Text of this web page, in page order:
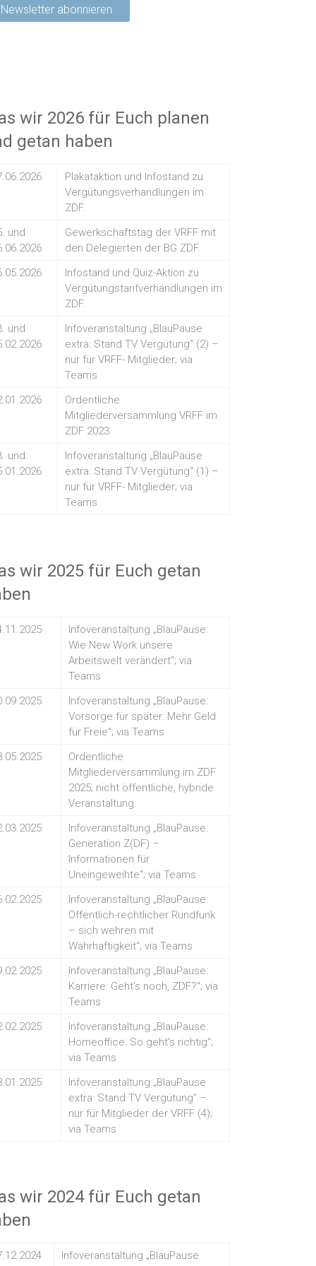
wir 2026 für Euch planen
getan haben
Plakataktion und Infostand zu
Vergütungsverhandlungen im
ZDF.
und
Gewerkschaftstag der VRFF mit
den Delegierten der BG ZDF.
Infostand und Quiz-Aktion zu
Vergütungstarifverhandlungen im
ZDF.
und
Infoveranstaltung „BlauPause
extra: Stand TV Vergütung“ (2) –
nur für VRFF- Mitglieder; via
Teams
Ordentliche
Mitgliederversammlung VRFF im
ZDF 2023
und
Infoveranstaltung „BlauPause
extra: Stand TV Vergütung“ (1) –
nur für VRFF- Mitglieder; via
Teams
wir 2025 für Euch getan
Infoveranstaltung „BlauPause:
Wie New Work unsere
Arbeitswelt verändert“; via
Teams
Infoveranstaltung „BlauPause:
Vorsorge für später: Mehr Geld
für Freie“; via Teams
Ordentliche
Mitgliederversammlung im ZDF
2025; nicht öffentliche, hybride
Veranstaltung.
Infoveranstaltung „BlauPause:
Generation Z(DF) –
Informationen für
Uneingeweihte“; via Teams
Infoveranstaltung „BlauPause:
Öffentlich-rechtlicher Rundfunk
– sich wehren mit
Wahrhaftigkeit“; via Teams
Infoveranstaltung „BlauPause:
Karriere: Geht’s noch, ZDF?“; via
Teams
Infoveranstaltung „BlauPause:
Homeoffice: So geht’s richtig“;
via Teams
Infoveranstaltung „BlauPause
extra: Stand TV Vergütung“ –
nur für Mitglieder der VRFF (4);
via Teams
wir 2024 für Euch getan
Infoveranstaltung „BlauPause